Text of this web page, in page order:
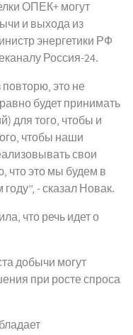
ОПЕК+ могут
и выхода из
энергетики РФ
Россия-24.
это не
будет принимать
для того, чтобы и
чтобы наши
свои
что это мы будем в
- сказал Новак.
что речь идет о
добычи могут
при росте спроса